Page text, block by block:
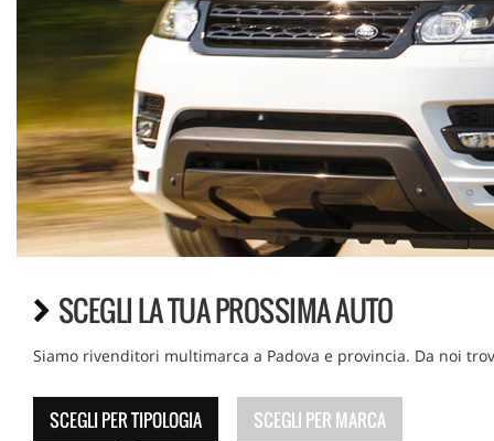
SCEGLI LA TUA PROSSIMA AUTO
Siamo rivenditori multimarca a Padova e provincia. Da noi
SCEGLI PER TIPOLOGIA SCEGLI PER MARCA